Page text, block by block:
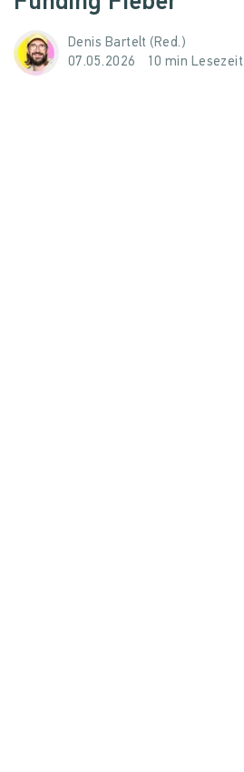
Denis Bartelt (Red.)
07.05.2026
10 min Lesezeit